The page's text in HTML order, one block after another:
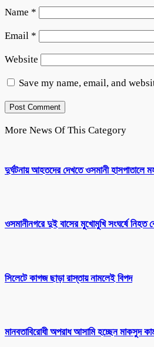
Name *
Email *
Website
Save my name, email, and
More News Of This Category
দুর্ঘটনায় আহতদের দেখতে ওসমানী হাসপাতালে
ওসমানীনগরে দুই বাসের মুখোমুখি সংঘর্ষে নিহত
সিলেটে কাগজ ছাড়া রাস্তায় নামলেই বিপদ
মানবতাবিরোধী অপরাধ আসামি হচ্ছেন মাকসুদ